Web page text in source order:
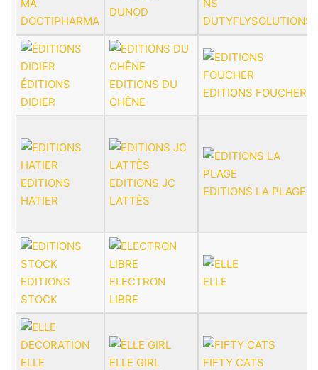
DOCTIPHARMA
DUNOD
DUTYFLYSOLUTIONS
ÉDITIONS
DIDIER
EDITIONS DU
CHÊNE
EDITIONS FOUCHER
EDITIONS
HATIER
EDITIONS JC
LATTÈS
EDITIONS LA PLAGE
EDITIONS
STOCK
ELECTRON
LIBRE
ELLE
ELLE
ELLE GIRL FIFTY CATS